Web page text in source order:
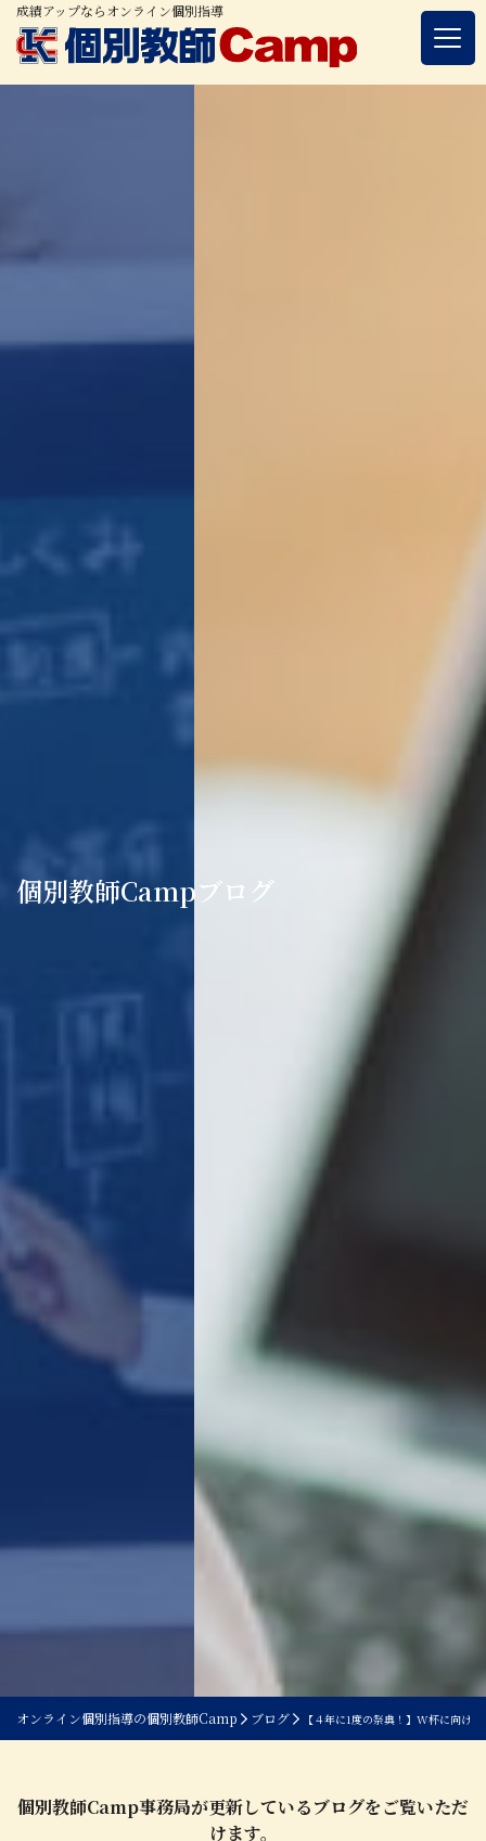
成績アップならオンライン個別指導
個別教師Campブログ
オンライン個別指導の個別教師Camp ブログ 【４年に1度の祭典！】W杯に向け
個別教師Camp事務局が更新しているブログをご覧いただ
けます。